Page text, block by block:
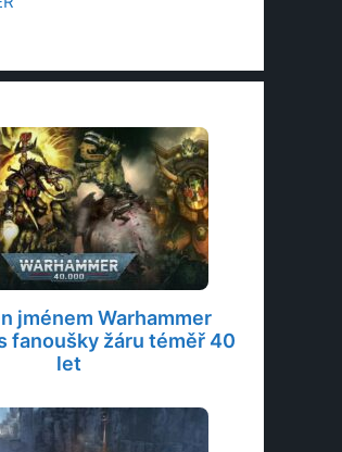
jménem Warhammer
fanoušky žáru téměř 40
let